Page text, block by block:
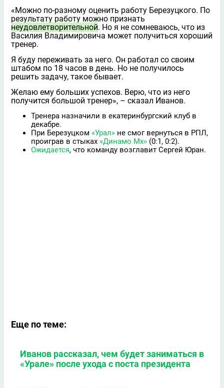
«Можно по-разному оценить работу Березуцкого. По
результату работу можно признать
неудовлетворительной. Но я не сомневаюсь, что из
Василия Владимировича может получиться хороший
тренер.
Я буду переживать за него. Он работал со своим
штабом по 18 часов в день. Но не получилось
решить задачу, такое бывает.
Желаю ему больших успехов. Верю, что из него
получится большой тренер», – сказал Иванов.
Тренера назначили в екатеринбургский клуб в
декабре.
При Березуцком «Урал» не смог вернуться в РПЛ,
проиграв в стыках «Динамо Мх» (0:1, 0:2).
Ожидается, что команду возглавит Сергей Юран.
Еще по теме:
Иванов рассказал, чем будет заниматься в
«Урале» после ухода с поста президента